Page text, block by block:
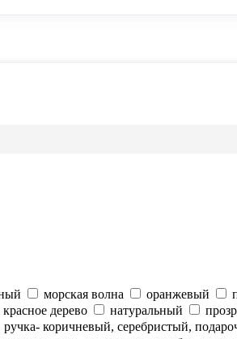
морская волна оранжевый
красное дерево натуральный
ручка- коричневый, серебристый,